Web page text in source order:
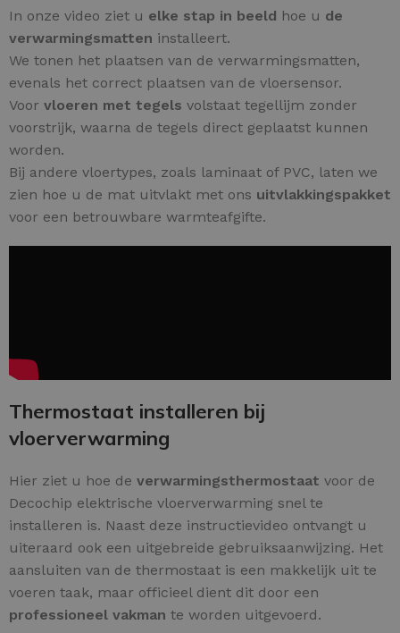
In onze video ziet u elke stap in beeld hoe u de
verwarmingsmatten installeert.
We tonen het plaatsen van de verwarmingsmatten,
evenals het correct plaatsen van de vloersensor.
Voor vloeren met tegels volstaat tegellijm zonder
voorstrijk, waarna de tegels direct geplaatst kunnen
worden.
Bij andere vloertypes, zoals laminaat of PVC, laten we
zien hoe u de mat uitvlakt met ons uitvlakkingspakket
voor een betrouwbare warmteafgifte.
Thermostaat installeren bij
vloerverwarming
Hier ziet u hoe de verwarmingsthermostaat voor de
Decochip elektrische vloerverwarming snel te
installeren is. Naast deze instructievideo ontvangt u
uiteraard ook een uitgebreide gebruiksaanwijzing. Het
aansluiten van de thermostaat is een makkelijk uit te
voeren taak, maar officieel dient dit door een
professioneel vakman te worden uitgevoerd.